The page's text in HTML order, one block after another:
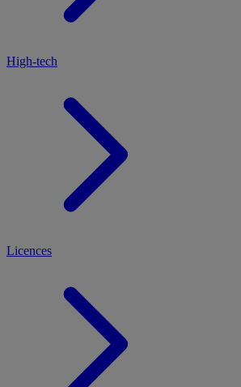
High-tech
Licences